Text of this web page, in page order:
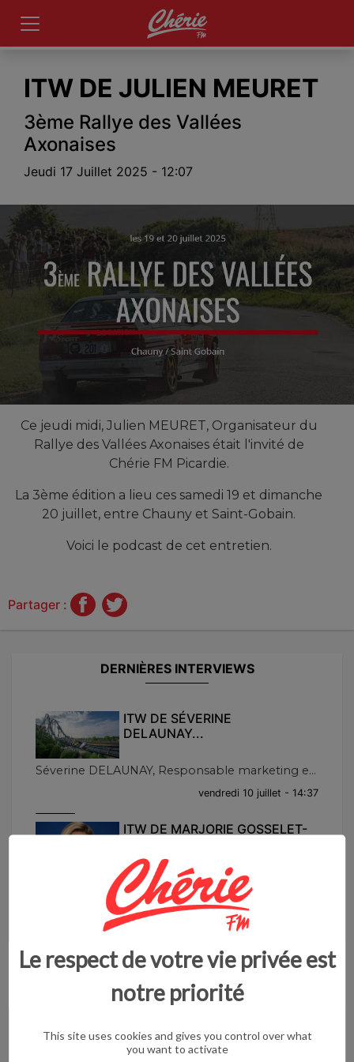
ITW DE JULIEN MEURET
3ème Rallye des Vallées
Axonaises
Jeudi 17 Juillet 2025 - 12:07
Ce jeudi midi, Julien MEURET, Organisateur du
Rallye des Vallées Axonaises était l'invité de
Chérie FM Picardie.
La 3ème édition a lieu ces samedi 19 et dimanche
20 juillet, entre Chauny et Saint-Gobain.
Voici le podcast de cet entretien.
Partager :
DERNIÈRES INTERVIEWS
ITW DE SÉVERINE
DELAUNAY...
Séverine DELAUNAY, Responsable marketing e...
vendredi 10 juillet - 14:37
ITW DE MARJORIE GOSSELET-
Ce jeudi midi, Marjorie GOSSELET-CAMBRAI, ...
jeudi 09 juillet - 13:57
MACAREZ...
Ce jeudi midi, Frédérique MACAREZ, Maire d...
ITW DE GUY BRICOUT...
Le respect de votre vie privée est
notre priorité
This site uses cookies and gives you control over what
you want to activate